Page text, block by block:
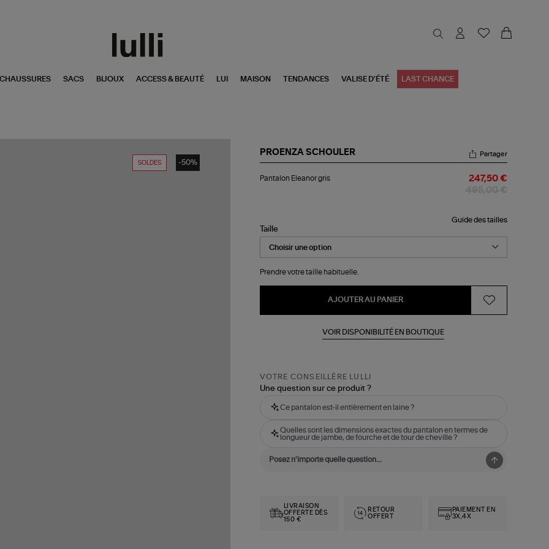
CHAUSSURES SACS BIJOUX ACCESS & BEAUTÉ LUI MAISON TENDANCES VALISE D'ÉTÉ LAST CHANCE
SOLDES -50%
PROENZA SCHOULER
Eleanor
Partager
Pantalon Eleanor gris 247,50 €
Guide des tailles
Taille
Prendre votre taille habituelle.
AJOUTER AU PANIER
VOIR DISPONIBILITÉ EN BOUTIQUE
VOTRE CONSEILLÈRE LULLI
Une question sur ce produit ?
Ce pantalon est-il entièrement en laine ?
Quelles sont les dimensions exactes du pantalon en termes de
longueur de jambe, de fourche et de tour de cheville ?
LIVRAISON
OFFERTE DÈS
150 €
RETOUR
OFFERT
PAIEMENT EN
3X,4X